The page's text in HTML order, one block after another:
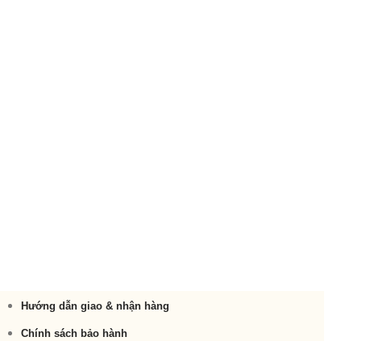
Hướng dẫn giao & nhận hàng
Chính sách bảo hành